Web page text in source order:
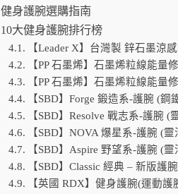
健身護腕選購指南
10大健身護腕排行榜
【Leader X】台灣製 鋅石墨涼
【PP 石墨烯】石墨烯粒線能量
【PP 石墨烯】石墨烯粒線能量
【SBD】Forge 鍛造系-護腕 (
【SBD】Resolve 戰志系-護腕
【SBD】NOVA 爆星系-護腕 (
【SBD】Aspire 野望系-護腕 (
【SBD】Classic 經典 – 新版
【英國 RDX】健身護腕(運動